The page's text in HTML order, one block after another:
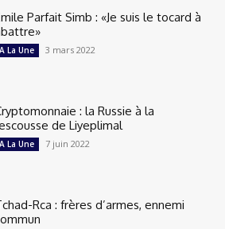
Parfait Simb : «Je suis le tocard à
A La Une 3 mars 2022
: la Russie à la
de Liyeplimal
A La Une 7 juin 2022
Rca : frères d’armes, ennemi